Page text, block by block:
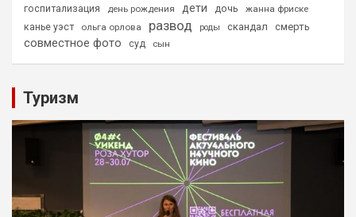
госпитализация
день рождения дети дочь
жанна фриске
канье уэст
ольга орлова развод роды скандал смерть
совместное фото суд сын
Туризм